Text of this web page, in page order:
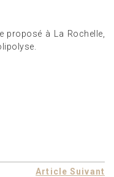
à La Rochelle,
Article Suivant